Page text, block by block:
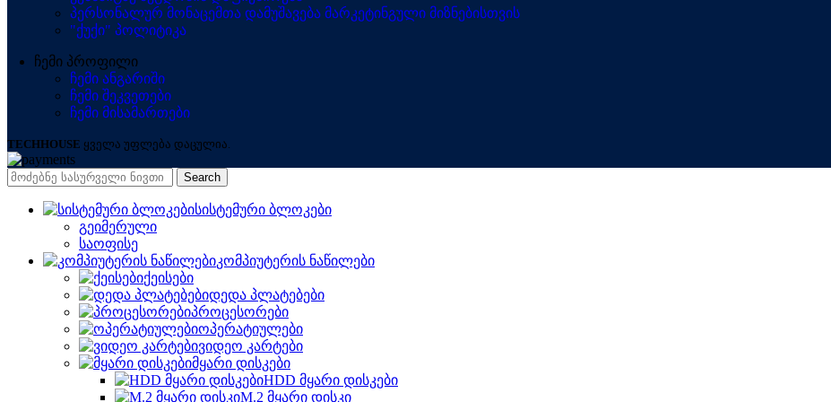
პერსონალურ მონაცემთა დამუშავება მარკეტინგული მიზნებისთვის
"ქუქი" პოლიტიკა
ჩემი პროფილი
ჩემი ანგარიში
ჩემი შეკვეთები
ჩემი მისამართები
TECHHOUSE ყველა უფლება დაცულია.
Search
სისტემური ბლოკები
გეიმერული
საოფისე
კომპიუტერის ნაწილები
ქეისები
დედა პლატებები
პროცესორები
ოპერატიულები
ვიდეო კარტები
მყარი დისკები
HDD მყარი დისკები
M.2 მყარი დისკი